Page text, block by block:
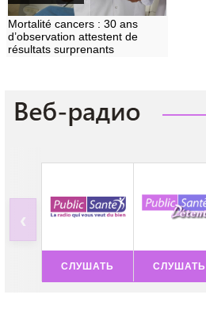
Mortalité cancers : 30 ans
d’observation attestent de
résultats surprenants
‹
СЛУШАТЬ СЛУШАТЬ